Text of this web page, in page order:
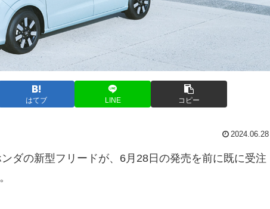
はてブ LINE コピー
2024.06.28
ダの新型フリードが、6月28日の発売を前に既に受注